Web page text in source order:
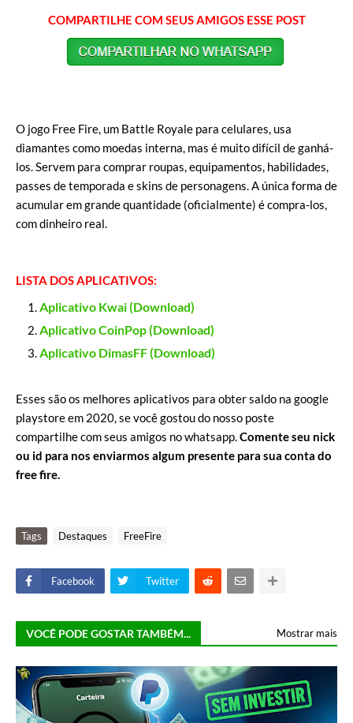
COMPARTILHE COM SEUS AMIGOS ESSE POST
O jogo Free Fire, um Battle Royale para celulares, usa
diamantes como moedas interna, mas é muito difícil de ganhá-
los. Servem para comprar roupas, equipamentos, habilidades,
passes de temporada e skins de personagens. A única forma de
acumular em grande quantidade (oficialmente) é compra-los,
com dinheiro real.
LISTA DOS APLICATIVOS:
Aplicativo Kwai (Download)
Aplicativo CoinPop (Download)
Aplicativo DimasFF (Download)
Esses são os melhores aplicativos para obter saldo na google
playstore em 2020, se você gostou do nosso poste
compartilhe com seus amigos no whatsapp.Comente seu nick
ou id para nos enviarmos algum presente para sua conta do
free fire.
Tags Destaques FreeFire
Facebook Twitter
VOCÊ PODE GOSTAR TAMBÉM... Mostrar mais